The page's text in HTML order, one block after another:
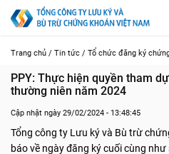
Trang chủ / Tin tức / Tổ chức đăng ký
PPY: Thực hiện quyền tham
thường niên năm 2024
Cập nhật ngày 29/02/2024 - 13:48:45
Tổng công ty Lưu ký và Bù trừ
báo về ngày đăng ký cuối cùng như